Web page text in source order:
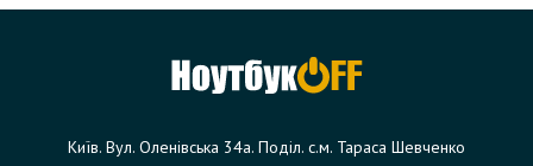
Київ. Вул. Оленівська 34а. Поділ. с.м. Тараса Шевченко